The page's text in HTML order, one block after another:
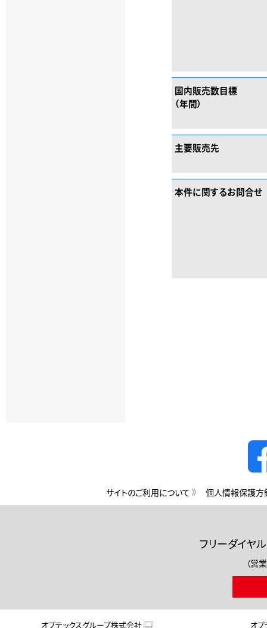
国内販売数目標
（年間）
主要販売先
本件に関するお問合せ
サイトのご利用について 個人情報保護方
フリーダイヤル
（営
オプテックスグループ株式会社 オ